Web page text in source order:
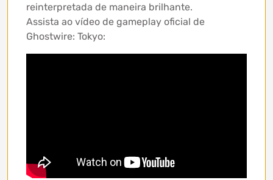
reinterpretada de maneira brilhante.
Assista ao vídeo de gameplay oficial de
Ghostwire: Tokyo: